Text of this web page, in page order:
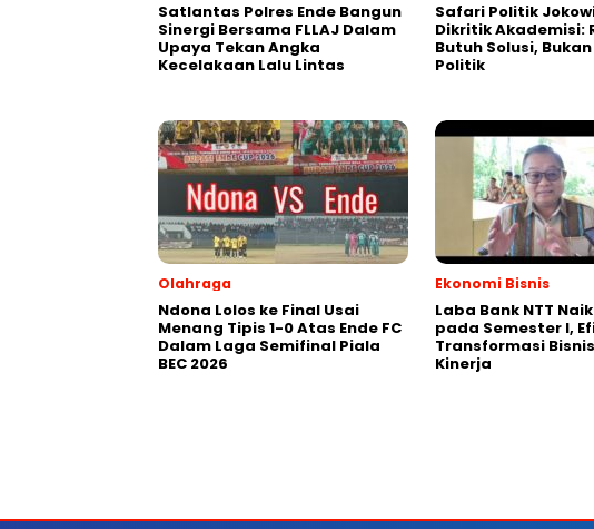
Satlantas Polres Ende Bangun
Sinergi Bersama FLLAJ Dalam
Upaya Tekan Angka
Kecelakaan Lalu Lintas
Safari Politik
Dikritik Akademisi:
Butuh Solusi,
Politik
Olahraga
Ndona Lolos ke Final Usai
Menang Tipis 1-0 Atas Ende FC
Dalam Laga Semifinal Piala
BEC 2026
Ekonomi Bisnis
Laba Bank NTT Naik
pada Semester I,
Transformasi
Kinerja